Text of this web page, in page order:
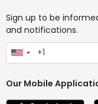
Sign up to be
and notifications.
Our Mobile